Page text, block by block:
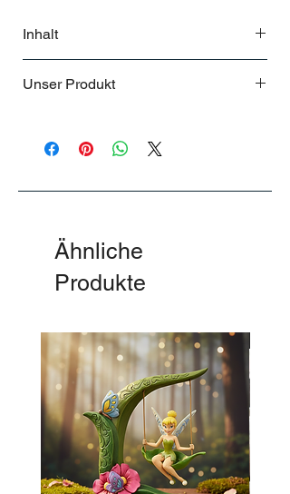
Inhalt
Unser Produkt
Ähnliche
Produkte